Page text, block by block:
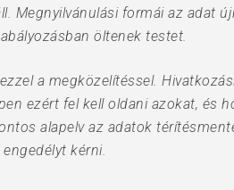
Megnyilvánulási formái az adat
öltenek testet.
a megközelítéssel.
ezért fel kell oldani azokat, és
alapelv az adatok
kérni.